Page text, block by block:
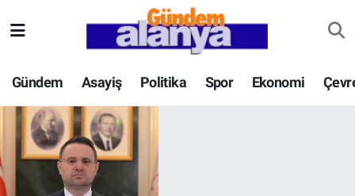
Gündem Asayiş Politika Spor Ekonomi